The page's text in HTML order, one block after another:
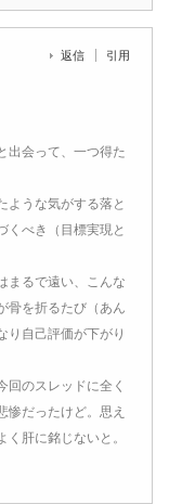
返信 引用
出会って、一つ得た
ような気がする落と
くべき（目標実現と
まるで遠い、こんな
骨を折るたび（あん
り自己評価が下がり
回のスレッドに全く
惨だったけど。思え
肝に銘じないと。